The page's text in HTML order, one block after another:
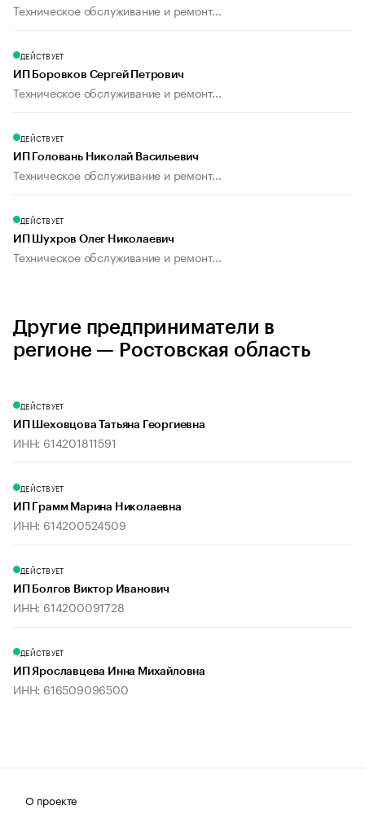
Техническое обслуживание и ремонт...
ДЕЙСТВУЕТ
ИП Боровков Сергей Петрович
Техническое обслуживание и ремонт...
ДЕЙСТВУЕТ
ИП Головань Николай Васильевич
Техническое обслуживание и ремонт...
ДЕЙСТВУЕТ
ИП Шухров Олег Николаевич
Техническое обслуживание и ремонт...
Другие предприниматели в
регионе — Ростовская область
ДЕЙСТВУЕТ
ИП Шеховцова Татьяна Георгиевна
ИНН: 614201811591
ДЕЙСТВУЕТ
ИП Грамм Марина Николаевна
ИНН: 614200524509
ДЕЙСТВУЕТ
ИП Болгов Виктор Иванович
ИНН: 614200091728
ДЕЙСТВУЕТ
ИП Ярославцева Инна Михайловна
ИНН: 616509096500
О проекте